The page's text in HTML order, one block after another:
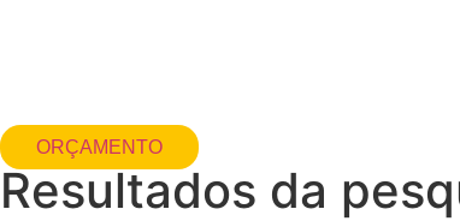
ORÇAMENTO
Resultados da